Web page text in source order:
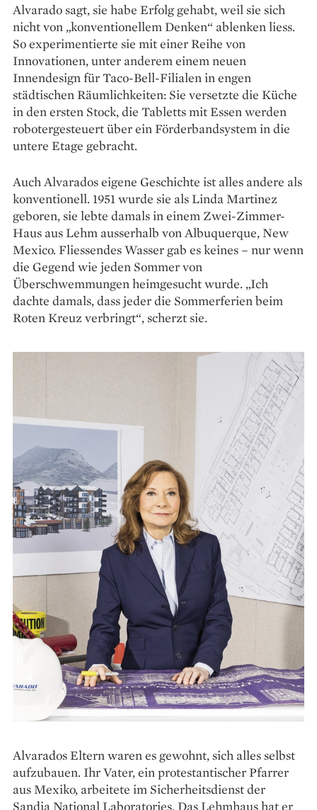
Alvarado sagt, sie habe Erfolg gehabt, weil sie sich
nicht von „konventionellem Denken“ ablenken liess.
So experimentierte sie mit einer Reihe von
Innovationen, unter anderem einem neuen
Innendesign für Taco-Bell-Filialen in engen
städtischen Räumlichkeiten: Sie versetzte die Küche
in den ersten Stock, die Tabletts mit Essen werden
robotergesteuert über ein Förderbandsystem in die
untere Etage gebracht.
Auch Alvarados eigene Geschichte ist alles andere als
konventionell. 1951 wurde sie als Linda Martinez
geboren, sie lebte damals in einem Zwei-Zimmer-
Haus aus Lehm ausserhalb von Albuquerque, New
Mexico. Fliessendes Wasser gab es keines – nur wenn
die Gegend wie jeden Sommer von
Überschwemmungen heimgesucht wurde. „Ich
dachte damals, dass jeder die Sommerferien beim
Roten Kreuz verbringt“, scherzt sie.
Alvarados Eltern waren es gewohnt, sich alles selbst
aufzubauen. Ihr Vater, ein protestan­tischer Pfarrer
aus Mexiko, arbeitete im Sicherheitsdienst der
Sandia National Laboratories. Das Lehmhaus hat er